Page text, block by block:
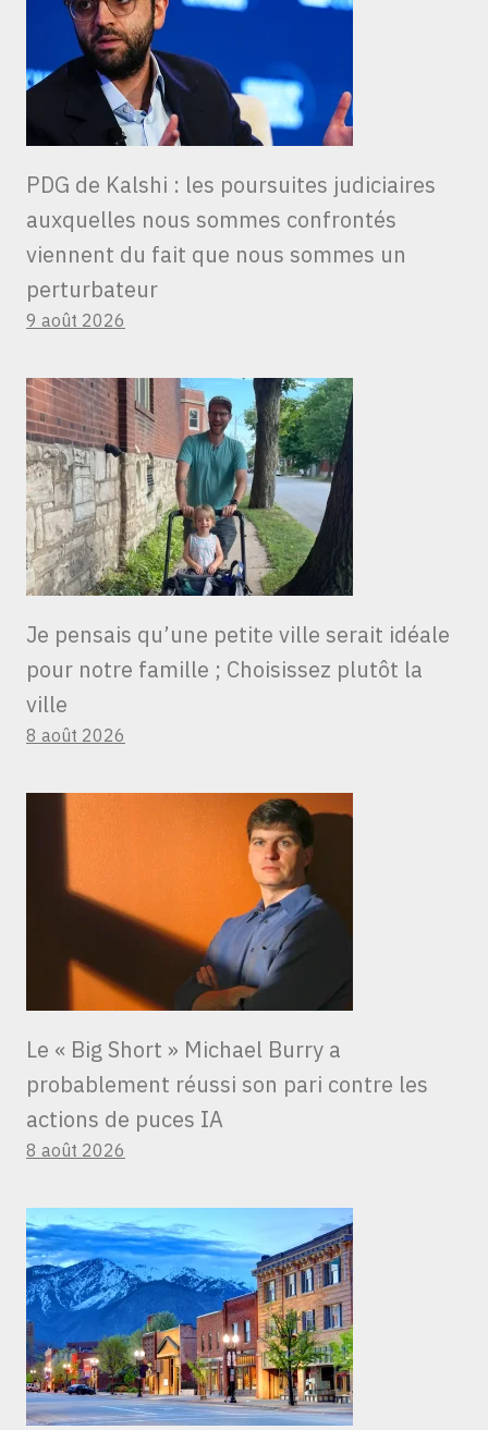
PDG de Kalshi : les poursuites judiciaires
auxquelles nous sommes confrontés
viennent du fait que nous sommes un
perturbateur
9 août 2026
Je pensais qu’une petite ville serait idéale
pour notre famille ; Choisissez plutôt la
ville
8 août 2026
Le « Big Short » Michael Burry a
probablement réussi son pari contre les
actions de puces IA
8 août 2026